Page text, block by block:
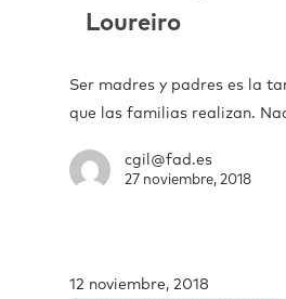
Loureiro
Ser madres y padres es la
que las familias realizan.
cgil@fad.es
27 noviembre, 2018
12 noviembre, 2018